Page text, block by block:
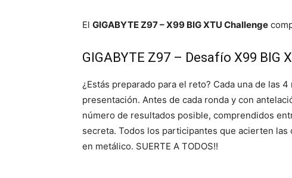
El GIGABYTE Z97 – X99 BIG XTU Challenge
GIGABYTE Z97 – Desafío X99 BIG
¿Estás preparado para el reto? Cada una de las
presentación. Antes de cada ronda y con
número de resultados posible, comprendidos
secreta. Todos los participantes que acierten las
en metálico. SUERTE A TODOS!!